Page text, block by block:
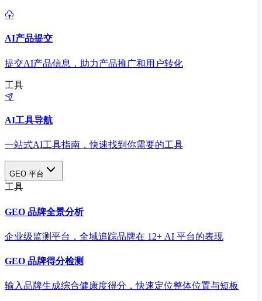
AI产品提交
提交AI产品信息，助力产品推广和用户转化
工具
AI工具导航
一站式AI工具指南，快速找到你需要的工具
GEO 平台
工具
GEO 品牌全景分析
企业级监测平台，全域追踪品牌在 12+ AI 平台的表现
GEO 品牌得分检测
输入品牌生成综合健康度得分，快速定位整体位置与短板